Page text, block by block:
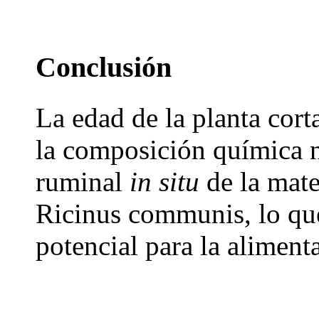
Conclusión
La edad de la planta
la composición química
ruminal in situ de la
Ricinus communis, lo
potencial para la